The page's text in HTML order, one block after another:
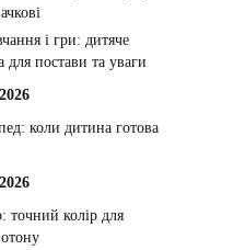
і гри: дитяче
для постави та уваги
коли дитина готова
точний колір для